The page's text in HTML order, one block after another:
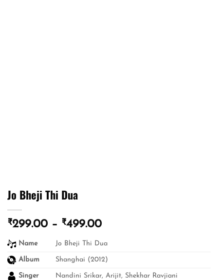
Jo Bheji Thi Dua
₹299.00 – ₹499.00Price
₹299.00
through
₹499.00
Name Jo Bheji Thi Dua
Album Shanghai (2012)
Singer Nandini Srikar, Arijit, Shekhar Ravjiani